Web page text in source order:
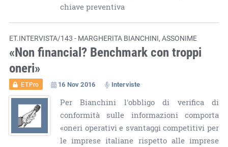
chiave preventiva
ET.INTERVISTA/143 - MARGHERITA BIANCHINI, ASSONIME
«Non financial? Benchmark con troppi
oneri»
ET.Pro 16 Nov 2016 Interviste
Per Bianchini l'obbligo di verifica di
conformità sulle informazioni comporta
«oneri operativi e svantaggi competitivi per
le imprese italiane rispetto alle imprese